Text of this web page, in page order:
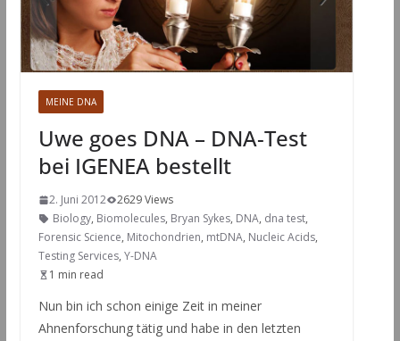
MEINE DNA
Uwe goes DNA – DNA-Test
bei IGENEA bestellt
2. Juni 2012
2629 Views
Biology, Biomolecules, Bryan Sykes, DNA, dna test,
Forensic Science, Mitochondrien, mtDNA, Nucleic Acids,
Testing Services, Y-DNA
1 min read
Nun bin ich schon einige Zeit in meiner
Ahnenforschung tätig und habe in den letzten